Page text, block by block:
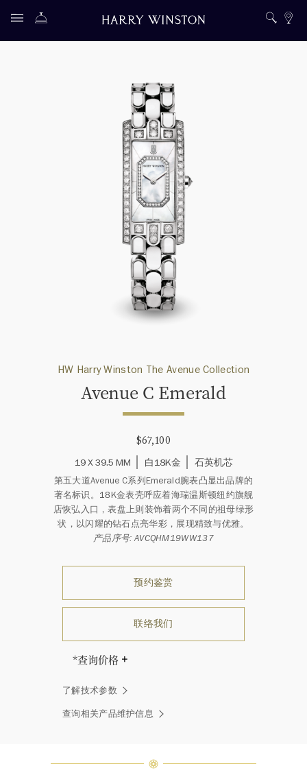
HW Harry Winston The Avenue Collection
Avenue C Emerald
$67,100
19 X 39.5 MM
白18K金 石英机芯
第五大道Avenue C系列Emerald腕表凸显出品牌的
著名标识。18K金表壳呼应着海瑞温斯顿纽约旗舰
店恢弘入口，表盘上则装饰着两个不同的祖母绿形
状，以闪耀的钻石点亮华彩，展现精致与优雅。
产品序号: AVCQHM19WW137
预约鉴赏
联络我们
*查询价格
有两颗相同的钻石。” 海瑞温斯顿的
每一件高级珠宝作品也是如此：每个
宝石皆与众不同而采用独特镶嵌方
了解技术参数
查询相关产品维护信息